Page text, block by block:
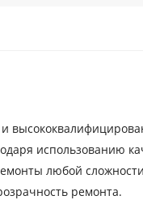
использованию
любой
ремонта.